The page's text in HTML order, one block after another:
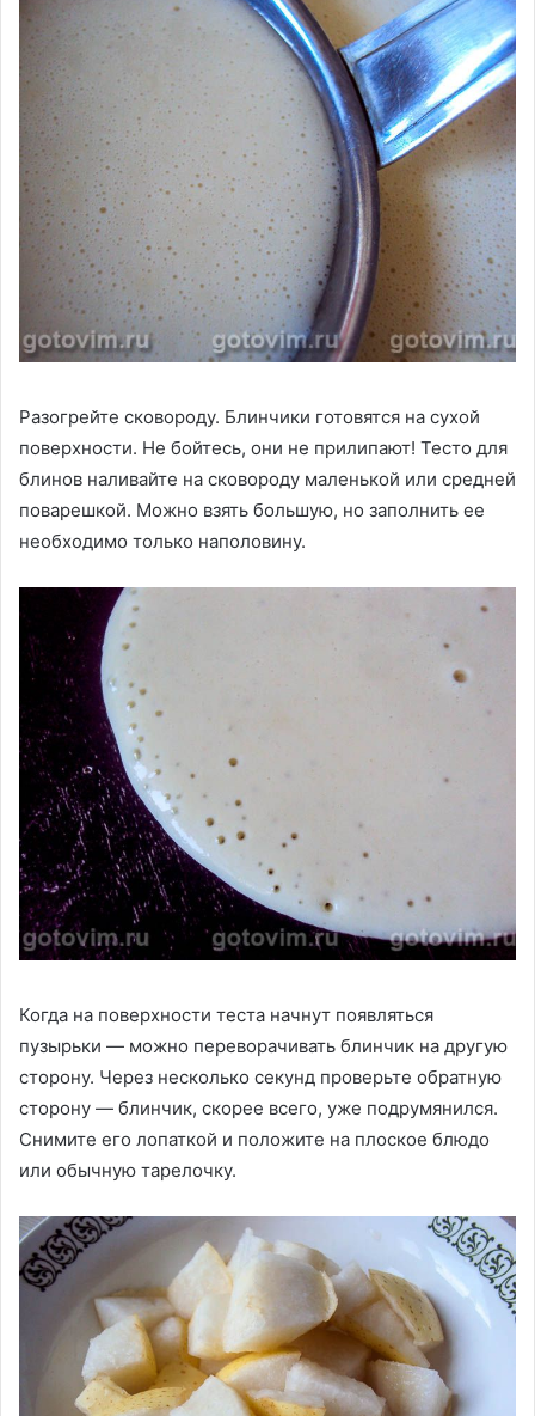
Разогрейте сковороду. Блинчики готовятся на сухой
поверхности. Не бойтесь, они не прилипают! Тесто для
блинов наливайте на сковороду маленькой или средней
поварешкой. Можно взять большую, но заполнить ее
необходимо только наполовину.
Когда на поверхности теста начнут появляться
пузырьки — можно переворачивать блинчик на другую
сторону. Через несколько секунд проверьте обратную
сторону — блинчик, скорее всего, уже подрумянился.
Снимите его лопаткой и положите на плоское блюдо
или обычную тарелочку.